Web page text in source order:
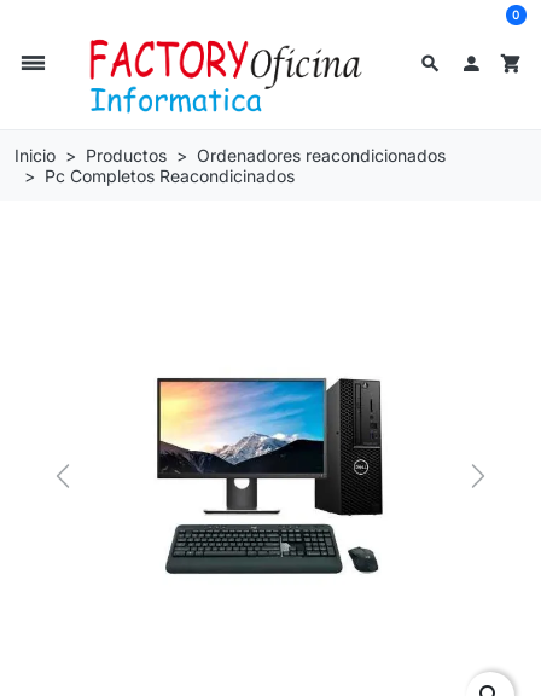
search
dehaze  shopping_cart
0
Inicio Productos
Ordenadores reacondicionados
Pc Completos Reacondicinados
Previous Next